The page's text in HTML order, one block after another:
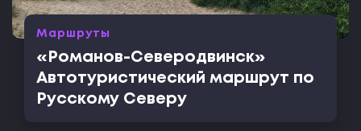
Маршруты
«Романов-Северодвинск»
Автотуристический маршрут по
Русскому Северу